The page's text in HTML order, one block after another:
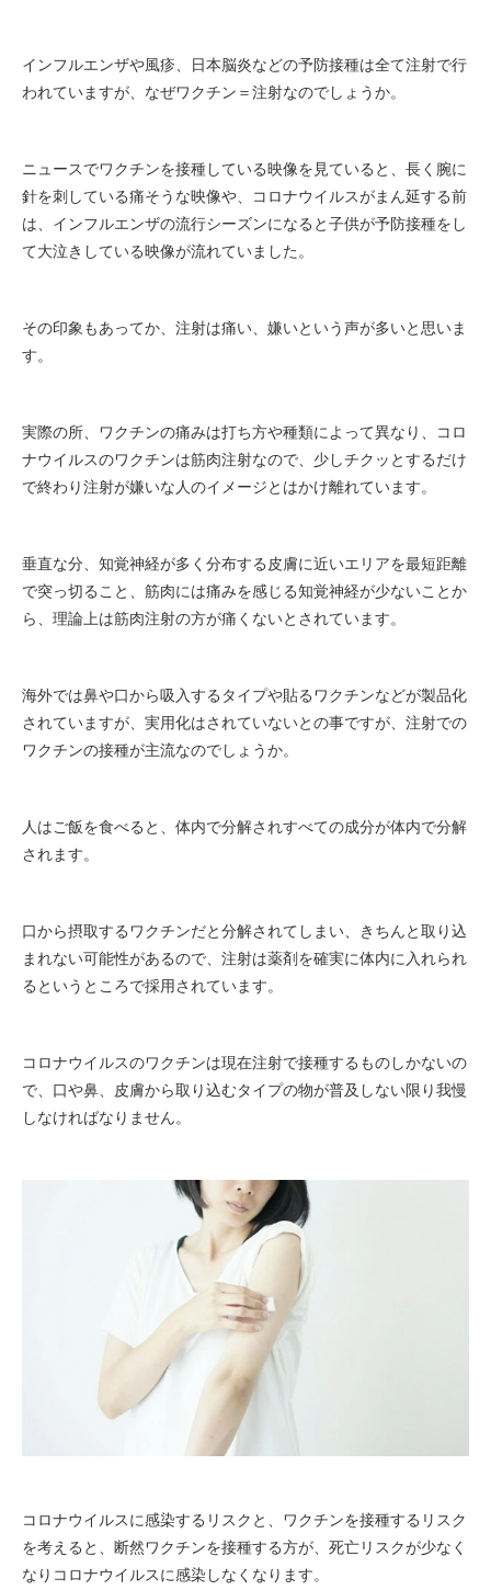
インフルエンザや風疹、日本脳炎などの予防接種は全て注射で行
われていますが、なぜワクチン＝注射なのでしょうか。
ニュースでワクチンを接種している映像を見ていると、長く腕に
針を刺している痛そうな映像や、コロナウイルスがまん延する前
は、インフルエンザの流行シーズンになると子供が予防接種をし
て大泣きしている映像が流れていました。
その印象もあってか、注射は痛い、嫌いという声が多いと思いま
す。
実際の所、ワクチンの痛みは打ち方や種類によって異なり、コロ
ナウイルスのワクチンは筋肉注射なので、少しチクッとするだけ
で終わり注射が嫌いな人のイメージとはかけ離れています。
垂直な分、知覚神経が多く分布する皮膚に近いエリアを最短距離
で突っ切ること、筋肉には痛みを感じる知覚神経が少ないことか
ら、理論上は筋肉注射の方が痛くないとされています。
海外では鼻や口から吸入するタイプや貼るワクチンなどが製品化
されていますが、実用化はされていないとの事ですが、注射での
ワクチンの接種が主流なのでしょうか。
人はご飯を食べると、体内で分解されすべての成分が体内で分解
されます。
口から摂取するワクチンだと分解されてしまい、きちんと取り込
まれない可能性があるので、注射は薬剤を確実に体内に入れられ
るというところで採用されています。
コロナウイルスのワクチンは現在注射で接種するものしかないの
で、口や鼻、皮膚から取り込むタイプの物が普及しない限り我慢
しなければなりません。
コロナウイルスに感染するリスクと、ワクチンを接種するリスク
を考えると、断然ワクチンを接種する方が、死亡リスクが少なく
なりコロナウイルスに感染しなくなります。